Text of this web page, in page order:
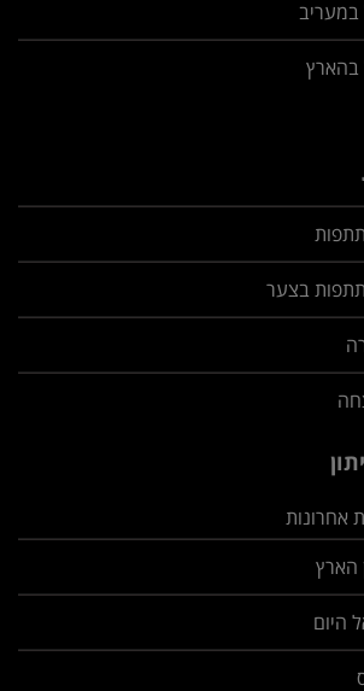
בהארץ
בצער
אחרונות
הארץ
היום